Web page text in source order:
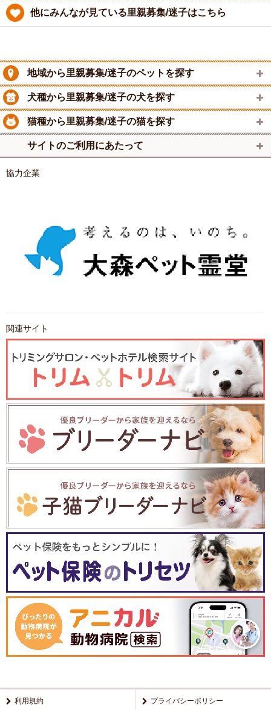
他にみんなが見ている里親募集/迷子はこちら
地域から里親募集/迷子のペットを探す
犬種から里親募集/迷子の犬を探す
猫種から里親募集/迷子の猫を探す
サイトのご利用にあたって
協力企業
関連サイト
利用規約 プライバシーポリシー